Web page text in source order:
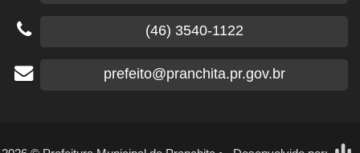
(46) 3540-1122
prefeito@pranchita.pr.gov.br